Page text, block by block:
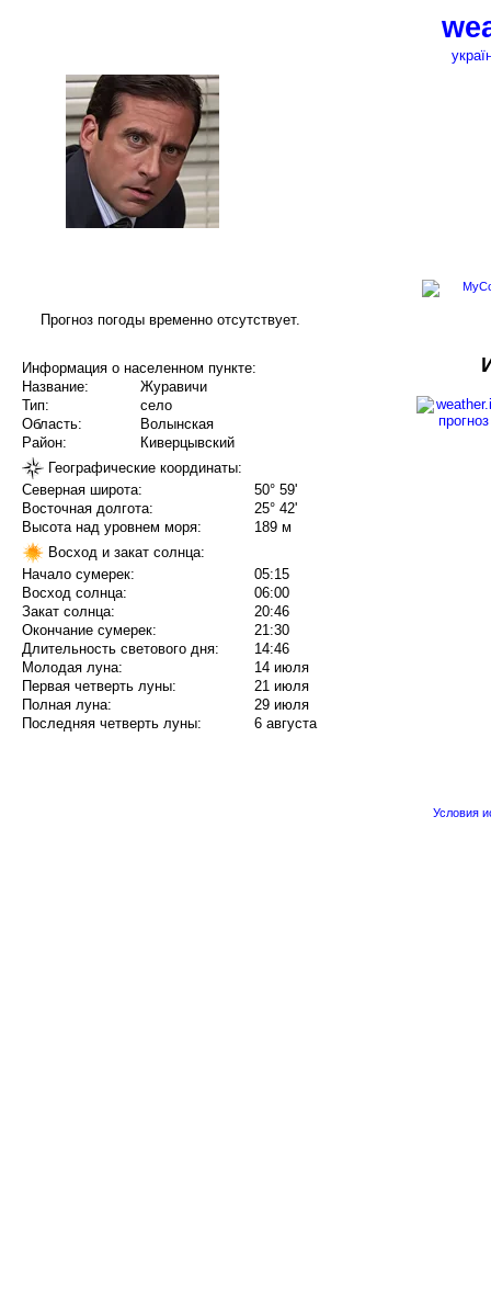
Прогноз погоды временно отсутствует.
Информация о населенном пункте:
Название:
Журавичи
Тип:
село
Область:
Волынская
Район:
Киверцывский
Географические координаты:
Северная широта:
50° 59'
Восточная долгота:
25° 42'
Высота над уровнем моря:
189 м
Восход и закат солнца:
Начало сумерек:
05:15
Восход солнца:
06:00
Закат солнца:
20:46
Окончание сумерек:
21:30
Длительность светового дня:
14:46
Молодая луна:
14 июля
Первая четверть луны:
21 июля
Полная луна:
29 июля
Последняя четверть луны:
6 августа
Условия